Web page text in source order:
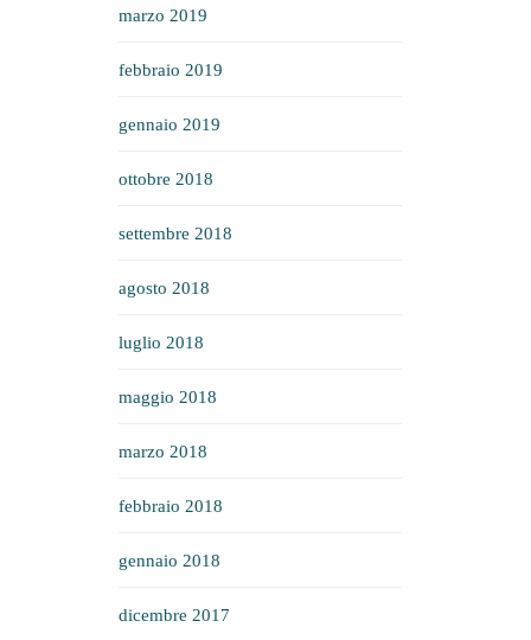
marzo 2019
febbraio 2019
gennaio 2019
ottobre 2018
settembre 2018
agosto 2018
luglio 2018
maggio 2018
marzo 2018
febbraio 2018
gennaio 2018
dicembre 2017